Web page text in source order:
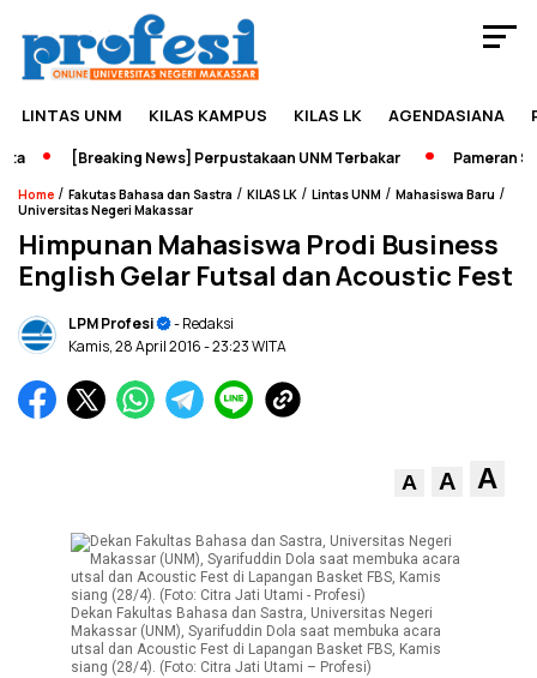
LINTAS UNM KILAS KAMPUS KILAS LK AGENDASIANA
[Breaking News] Perpustakaan UNM Terbakar Pameran
Home / Fakutas Bahasa dan Sastra / KILAS LK / Lintas UNM / Mahasiswa Baru /
Universitas Negeri Makassar
Himpunan Mahasiswa Prodi Business
English Gelar Futsal dan Acoustic Fest
LPM Profesi
- Redaksi
Kamis, 28 April 2016- 23:23 WITA
A A A
Dekan Fakultas Bahasa dan Sastra, Universitas Negeri
Makassar (UNM), Syarifuddin Dola saat membuka acara
utsal dan Acoustic Fest di Lapangan Basket FBS, Kamis
siang (28/4). (Foto: Citra Jati Utami – Profesi)